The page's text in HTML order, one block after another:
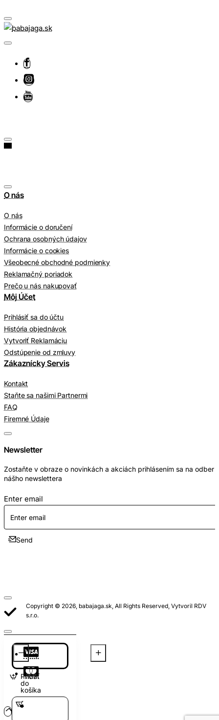
Pridať
do
košíka
O nás
O nás
Informácie o doručení
Ochrana osobných údajov
Informácie o cookies
Všeobecné obchodné podmienky
Reklamačný poriadok
Prečo u nás nakupovať
Môj Účet
Prihlásiť sa do účtu
História objednávok
Vytvoriť Reklamáciu
Odstúpenie od zmluvy
Zákaznícky Servis
Kontakt
Staňte sa našimi Partnermi
FAQ
Firemné Údaje
Newsletter
Zostaňte v obraze o novinkách a akciách prihlásením sa na odber
nášho newslettera
Enter email
Send
Copyright © 2026, babajaga.sk, All Rights Reserved, Vytvoril RDV
s.r.o.